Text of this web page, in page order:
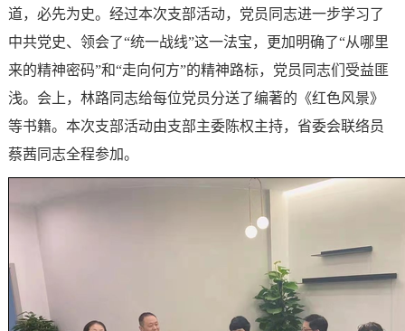
道，必先为史。经过本次支部活动，党员同志进一步学习了
中共党史、领会了“统一战线”这一法宝，更加明确了“从哪里
来的精神密码”和“走向何方”的精神路标，党员同志们受益匪
浅。会上，林路同志给每位党员分送了编著的《红色风景》
等书籍。本次支部活动由支部主委陈权主持，省委会联络员
蔡茜同志全程参加。